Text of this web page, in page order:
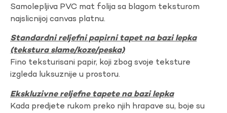
Samolepljiva PVC mat folija sa blagom teksturom
najslicnijoj canvas platnu.
Standardni reljefni papirni tapet na bazi lepka
(tekstura slame/koze/peska)
Fino teksturisani papir, koji zbog svoje teksture
izgleda luksuznije u prostoru.
Ekskluzivne reljefne tapete na bazi lepka
Kada predjete rukom preko njih hrapave su, boje su